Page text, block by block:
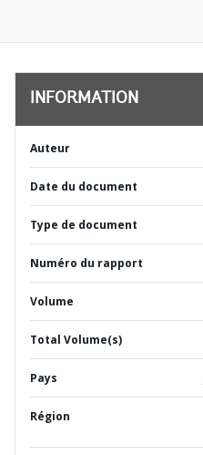
INFORMATION
Auteur
Date du document
Type de document
Numéro du rapport
Volume
Total Volume(s)
Pays
Région